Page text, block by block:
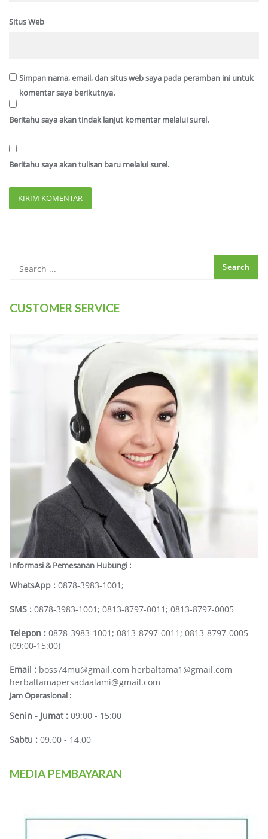
Situs Web
Simpan nama, email, dan situs web saya pada peramban ini untuk
komentar saya berikutnya.
Beritahu saya akan tindak lanjut komentar melalui surel.
Beritahu saya akan tulisan baru melalui surel.
CUSTOMER SERVICE
Informasi & Pemesanan Hubungi :
WhatsApp : 0878-3983-1001;
SMS : 0878-3983-1001; 0813-8797-0011; 0813-8797-0005
Telepon : 0878-3983-1001; 0813-8797-0011; 0813-8797-0005
(09:00-15:00)
Email : boss74mu@gmail.com herbaltama1@gmail.com
herbaltamapersadaalami@gmail.com
Jam Operasional :
Senin - Jumat : 09:00 - 15:00
Sabtu : 09.00 - 14.00
MEDIA PEMBAYARAN